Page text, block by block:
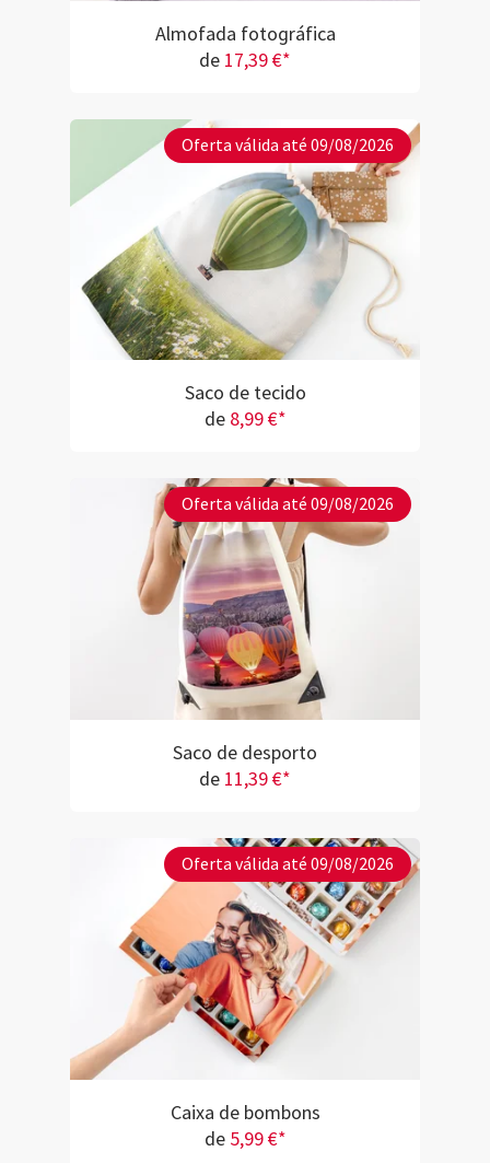
Almofada fotográfica
de 17,39 €*
Oferta válida até 09/08/2026
Saco de tecido
de 8,99 €*
Oferta válida até 09/08/2026
Saco de desporto
de 11,39 €*
Oferta válida até 09/08/2026
Caixa de bombons
de 5,99 €*